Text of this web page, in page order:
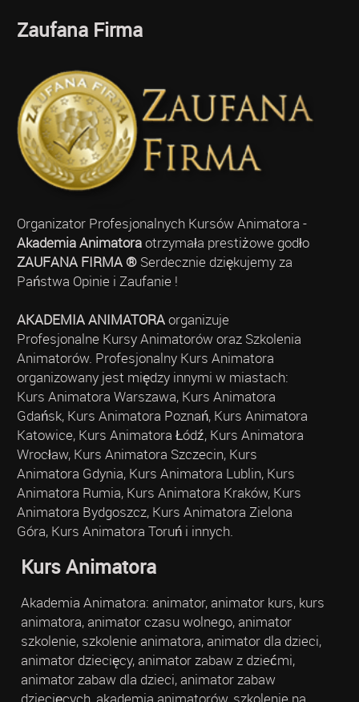
Zaufana Firma
Organizator Profesjonalnych Kursów Animatora -
Akademia Animatoraotrzymała prestiżowe godło
ZAUFANA FIRMA ®Serdecznie dziękujemy za
Państwa Opinie i Zaufanie !
AKADEMIA ANIMATORAorganizuje
Profesjonalne Kursy Animatorów oraz Szkolenia
Animatorów. Profesjonalny Kurs Animatora
organizowany jest między innymi w miastach:
Kurs Animatora Warszawa, Kurs Animatora
Gdańsk, Kurs Animatora Poznań, Kurs Animatora
Katowice, Kurs Animatora Łódź, Kurs Animatora
Wrocław, Kurs Animatora Szczecin, Kurs
Animatora Gdynia, Kurs Animatora Lublin, Kurs
Animatora Rumia, Kurs Animatora Kraków, Kurs
Animatora Bydgoszcz, Kurs Animatora Zielona
Góra, Kurs Animatora Toruń i innych.
Kurs Animatora
Akademia Animatora: animator, animator kurs, kurs
animatora, animator czasu wolnego, animator
szkolenie, szkolenie animatora, animator dla dzieci,
animator dziecięcy, animator zabaw z dziećmi,
animator zabaw dla dzieci, animator zabaw
dziecięcych, akademia animatorów, szkolenie na